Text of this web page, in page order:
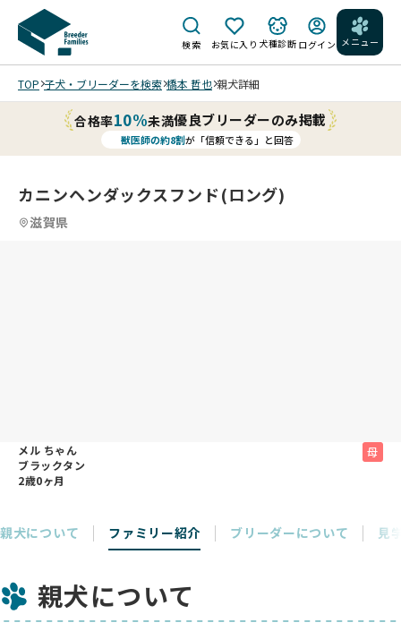
検索 お気に入り 犬種診断 ログイン メニュー
TOP 子犬・ブリーダーを検索 橋本 哲也 親犬詳細
合格率10%未満優良ブリーダーのみ掲載
獣医師の約8割が「信頼できる」と回答
カニンヘンダックスフンド(ロング)
滋賀県
メル ちゃん
ブラックタン
2歳0ヶ月
母
親犬について ファミリー紹介 ブリーダーについて 見
親犬について